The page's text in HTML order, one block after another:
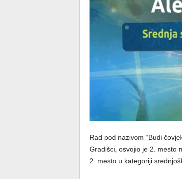
Rad pod nazivom “Budi
Gradišci, osvojio je 2. mesto
2. mesto u kategoriji